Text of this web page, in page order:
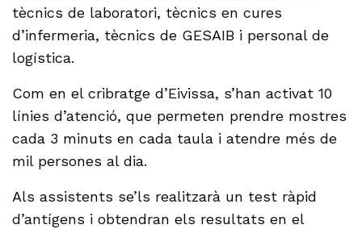
tècnics de laboratori, tècnics en cures
d’infermeria, tècnics de GESAIB i personal de
logística.
Com en el cribratge d’Eivissa, s’han activat 10
línies d’atenció, que permeten prendre mostres
cada 3 minuts en cada taula i atendre més de
mil persones al dia.
Als assistents se’ls realitzarà un test ràpid
d’antígens i obtendran els resultats en el